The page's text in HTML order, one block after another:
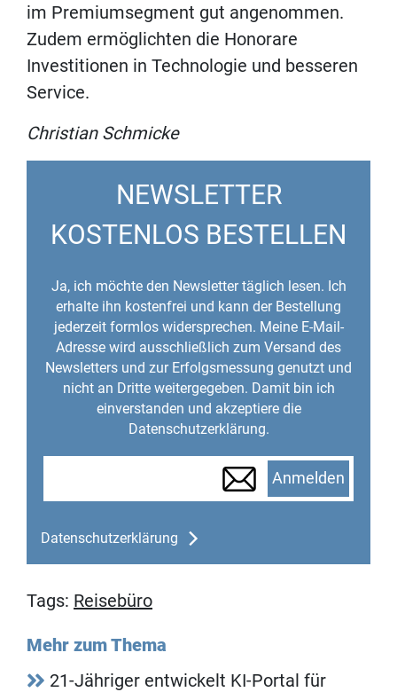
im Premiumsegment gut angenommen.
Zudem ermöglichten die Honorare
Investitionen in Technologie und besseren
Service.
Christian Schmicke
NEWSLETTER
KOSTENLOS BESTELLEN
Ja, ich möchte den Newsletter täglich lesen. Ich
erhalte ihn kostenfrei und kann der Bestellung
jederzeit formlos widersprechen. Meine E-Mail-
Adresse wird ausschließlich zum Versand des
Newsletters und zur Erfolgsmessung genutzt und
nicht an Dritte weitergegeben. Damit bin ich
einverstanden und akzeptiere die
Datenschutzerklärung.
Anmelden
Datenschutzerklärung
Tags: Reisebüro
Mehr zum Thema
21-Jähriger entwickelt KI-Portal für